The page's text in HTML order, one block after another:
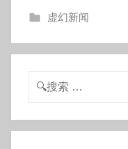
虚幻新闻
搜